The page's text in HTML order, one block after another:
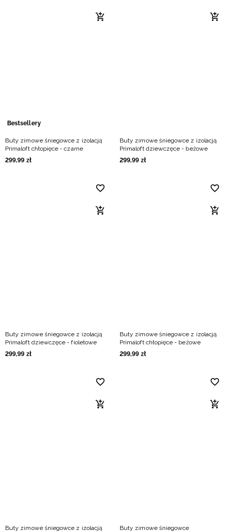
Bestsellery
Buty zimowe śniegowce z izolacją
Primaloft chłopięce - czarne
299,99 zł
Buty zimowe śniegowce z izolacją
Primaloft dziewczęce - beżowe
299,99 zł
Buty zimowe śniegowce z izolacją
Primaloft dziewczęce - fioletowe
299,99 zł
Buty zimowe śniegowce z izolacją
Primaloft chłopięce - beżowe
299,99 zł
Buty zimowe śniegowce z izolacją
Buty zimowe śniegowce